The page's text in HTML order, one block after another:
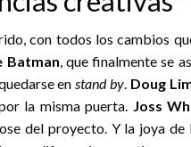
con todos los cambios
Batman, que finalmente se
enstand by. Doug
la misma puerta. Joss
del proyecto. Y la joya de